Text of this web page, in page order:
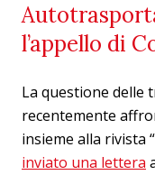
l’appello di
La questione delle
recentemente
insieme alla rivista
inviato una lettera